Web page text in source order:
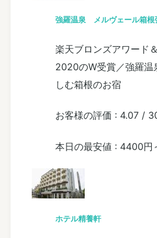
強羅温泉 メルヴェール箱根
楽天ブロンズアワード
2020のW受賞／強羅温
しむ箱根のお宿
お客様の評価 : 4.07/
本日の最安値 : 4400円
ホテル精養軒